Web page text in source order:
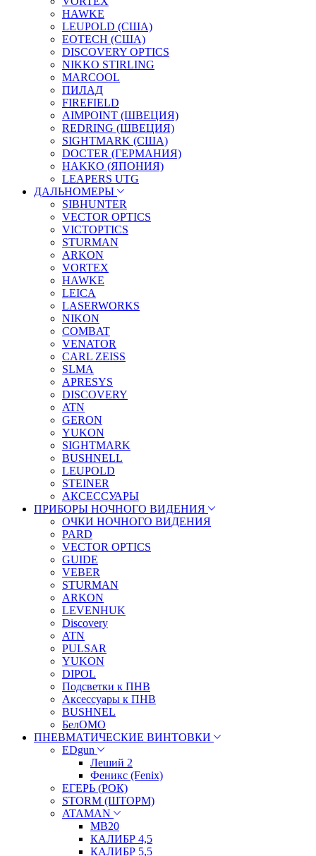
HAWKE
LEUPOLD (США)
EOTECH (США)
DISCOVERY OPTICS
NIKKO STIRLING
MARCOOL
ПИЛАД
FIREFIELD
AIMPOINT (ШВЕЦИЯ)
REDRING (ШВЕЦИЯ)
SIGHTMARK (США)
DOCTER (ГЕРМАНИЯ)
HAKKO (ЯПОНИЯ)
LEAPERS UTG
ДАЛЬНОМЕРЫ
SIBHUNTER
VECTOR OPTICS
VICTOPTICS
STURMAN
ARKON
VORTEX
HAWKE
LEICA
LASERWORKS
NIKON
COMBAT
VENATOR
CARL ZEISS
SLMA
APRESYS
DISCOVERY
ATN
GERON
YUKON
SIGHTMARK
BUSHNELL
LEUPOLD
STEINER
АКСЕССУАРЫ
ПРИБОРЫ НОЧНОГО ВИДЕНИЯ
ОЧКИ НОЧНОГО ВИДЕНИЯ
PARD
VECTOR OPTICS
GUIDE
VEBER
STURMAN
ARKON
LEVENHUK
Discovery
ATN
PULSAR
YUKON
DIPOL
Подсветки к ПНВ
Аксессуары к ПНВ
BUSHNEL
БелОМО
ПНЕВМАТИЧЕСКИЕ ВИНТОВКИ
EDgun
Леший 2
Феникс (Fenix)
ЕГЕРЬ (РОК)
STORM (ШТОРМ)
ATAMAN
МВ20
КАЛИБР 4,5
КАЛИБР 5,5